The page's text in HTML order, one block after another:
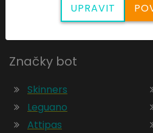
Sledujte nás na sociálních
Facebook
Instagram
Značky bot
Skinners
Leguano
Attipas
UPRAVIT